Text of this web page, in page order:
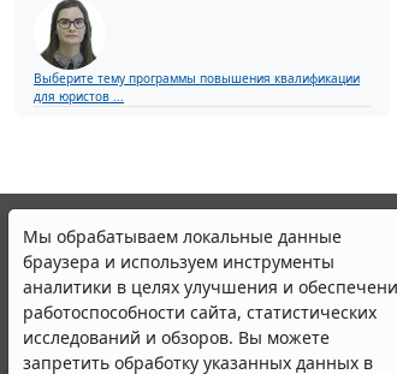
Выберите тему программы повышения квалификации
для юристов ...
Мы обрабатываем локальные данные
браузера и используем инструменты
аналитики в целях улучшения и
работоспособности сайта, статистических
исследований и обзоров. Вы можете
запретить обработку указанных данных в
© ООО "НПП "ГАРАНТ-СЕРВИС", 2026.
участниками Российской ассоциации
Все права на материалы сайта ГАРАНТ.РУ
Полное или частичное воспроизведение
Правила использования портала.